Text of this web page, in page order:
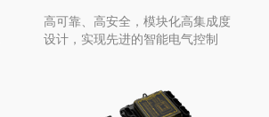
高可靠、高安全，模块化高集成度
设计，实现先进的智能电气控制